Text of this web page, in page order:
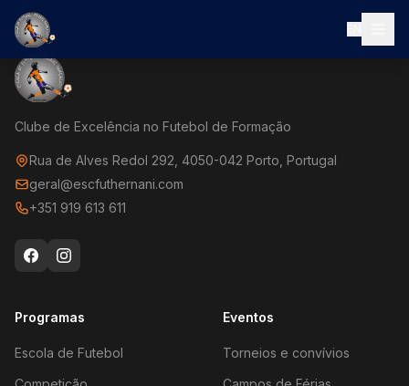
Clube de Excelência no Futebol de Formação
Rua de Alves Redol 292, 4050-042 Porto, Portugal
geral@escfuthernani.com
+351 919 613 611
Programas
Escola de Futebol
Eventos
Torneios e convívios